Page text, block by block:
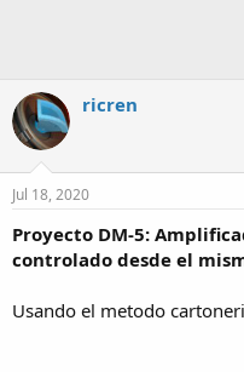
ricren
Jul 18, 2020
Proyecto DM-5:
controlado desde el
Usando el metodo